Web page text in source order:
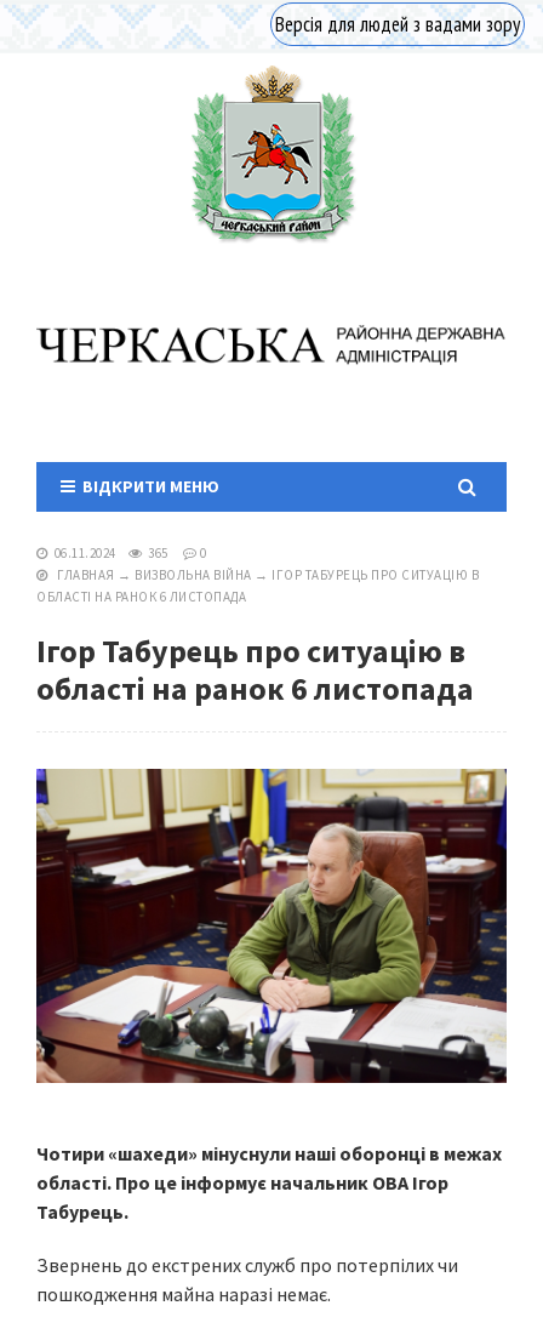
Версія для людей з вадами зору
ВІДКРИТИ МЕНЮ
06.11.2024 365
0
ГЛАВНАЯ → ВИЗВОЛЬНА ВІЙНА → ІГОР ТАБУРЕЦЬ ПРО СИТУАЦІЮ В
ОБЛАСТІ НА РАНОК 6 ЛИСТОПАДА
Ігор Табурець про ситуацію в
області на ранок 6 листопада
Чотири «шахеди» мінуснули наші оборонці в межах
області. Про це інформує начальник ОВА Ігор
Табурець.
Звернень до екстрених служб про потерпілих чи
пошкодження майна наразі немає.